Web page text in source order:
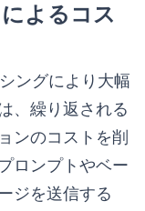
よるコス
ングにより大幅
、繰り返される
ンのコストを削
ロンプトやベー
ジを送信する